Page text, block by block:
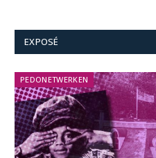
EXPOSÉ
PEDONETWERKEN